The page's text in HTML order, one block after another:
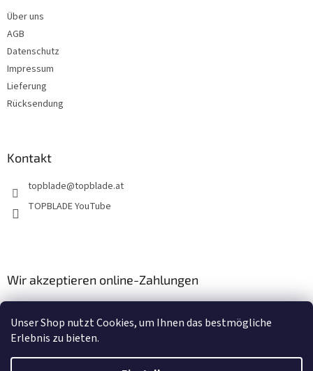
Unser Shop nutzt Cookies, um Ihnen das bestmögliche
Erlebnis zu bieten.
Über uns
AGB
Datenschutz
Impressum
Lieferung
Rücksendung
Kontakt
topblade@topblade.at
TOPBLADE YouTube
Wir akzeptieren online-Zahlungen